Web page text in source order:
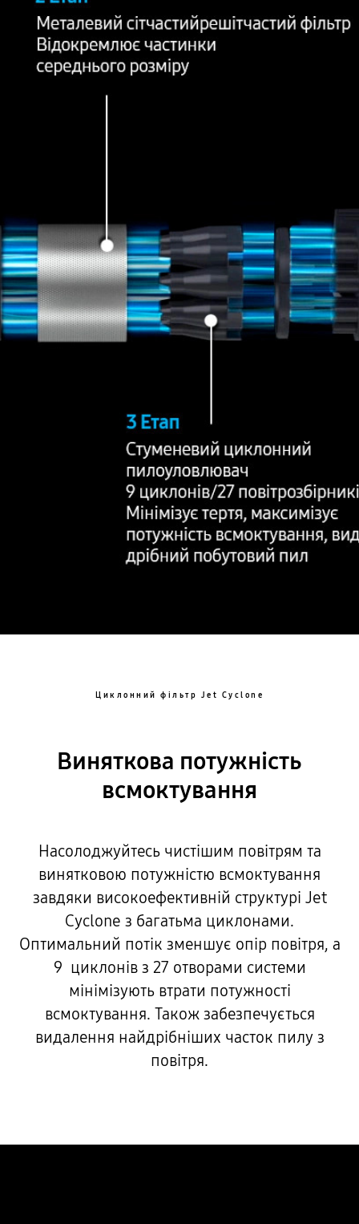
Циклонний фільтр Jet Cyclone
Виняткова потужність
всмоктування
Насолоджуйтесь чистішим повітрям та
винятковою потужністю всмоктування
завдяки високоефективній структурі Jet
Cyclone з багатьма циклонами.
Оптимальний потік зменшує опір повітря, а
9 циклонів з 27 отворами системи
мінімізують втрати потужності
всмоктування. Також забезпечується
видалення найдрібніших часток пилу з
повітря.